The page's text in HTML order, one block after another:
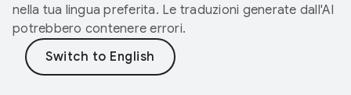
nella tua lingua preferita. Le traduzioni generate dall'AI
potrebbero contenere errori.